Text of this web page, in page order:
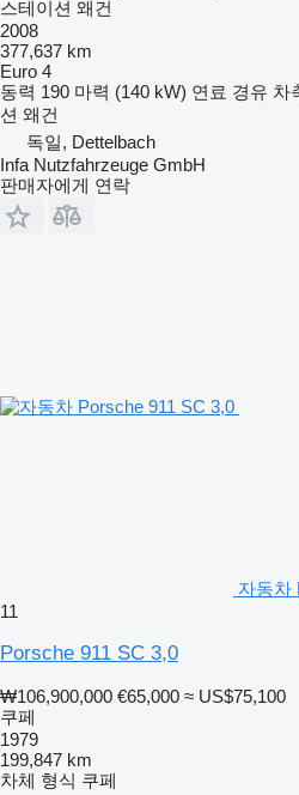
스테이션 왜건
2008
377,637 km
Euro 4
동력 190 마력 (140 kW) 연료 경유 차
션 왜건
독일, Dettelbach
Infa Nutzfahrzeuge GmbH
판매자에게 연락
자동차
11
Porsche 911 SC 3,0
₩106,900,000 €65,000 ≈ US$75,100
쿠페
1979
199,847 km
차체 형식 쿠페